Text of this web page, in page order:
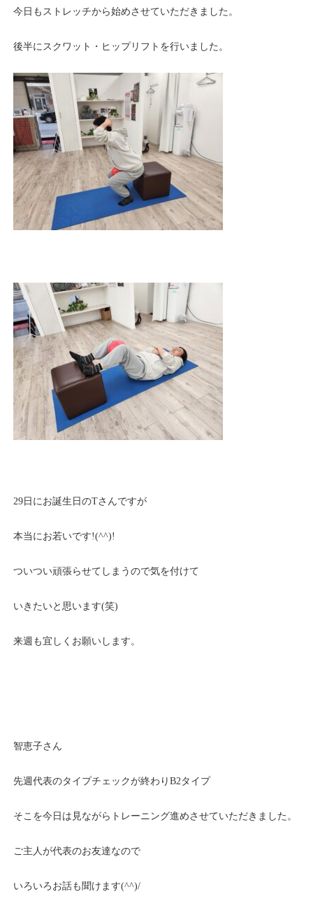
今日もストレッチから始めさせていただきました。
後半にスクワット・ヒップリフトを行いました。
29日にお誕生日のTさんですが
本当にお若いです!(^^)!
ついつい頑張らせてしまうので気を付けて
いきたいと思います(笑)
来週も宜しくお願いします。
智恵子さん
先週代表のタイプチェックが終わりB2タイプ
そこを今日は見ながらトレーニング進めさせていただきました。
ご主人が代表のお友達なので
いろいろお話も聞けます(^^)/